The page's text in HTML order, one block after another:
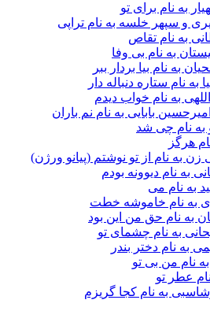
به نام برای تو
و سپهر خلسه به نام تراپی
به نام تقاص
به نام بی وفا
به نام بیا بردار ببر
به نام ستاره دنباله دار
به نام خواب دیدم
بابایی به نام نم باران
به نام چی شد
هرگز
زن به نام از تو نوشتم (پیانو ورژن)
به نام دیوونه بودم
به نام می
به نام خاموشه خطت
به نام حق من این بود
به نام چشمای تو
به نام دختر بندر
به نام من بی تو
عطر تو
به نام کجا گریزم